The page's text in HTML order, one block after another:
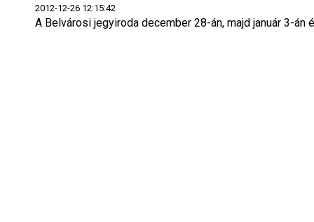
2012-12-26 12:15:42
A Belvárosi jegyiroda december 28-án, majd január 3-